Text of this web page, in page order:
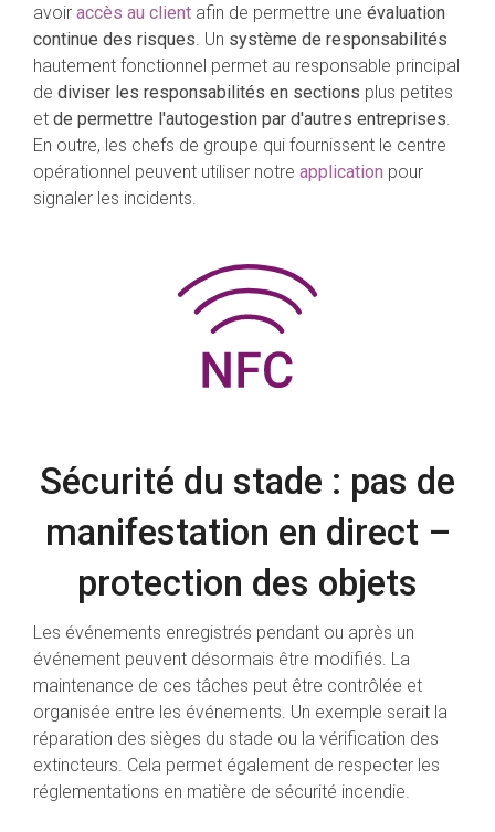
avoir accès au client afin de permettre une évaluation
continue des risques . Un système de responsabilités
hautement fonctionnel permet au responsable principal
de diviser les responsabilités en sections plus petites
et de permettre l'autogestion par d'autres entreprises
En outre, les chefs de groupe qui fournissent le centre
opérationnel peuvent utiliser notre application pour
signaler les incidents.
Sécurité du stade : pas de
manifestation en direct –
protection des objets
Les événements enregistrés pendant ou après un
événement peuvent désormais être modifiés. La
maintenance de ces tâches peut être contrôlée et
organisée entre les événements. Un exemple serait la
réparation des sièges du stade ou la vérification des
extincteurs. Cela permet également de respecter les
réglementations en matière de sécurité incendie.